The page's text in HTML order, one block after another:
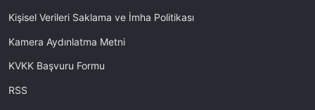
Kişisel Verileri Saklama ve İmha Politikası
Kamera Aydınlatma Metni
KVKK Başvuru Formu
RSS